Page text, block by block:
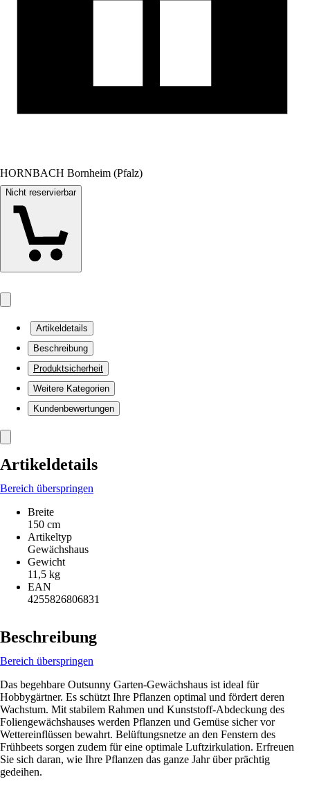
HORNBACH Bornheim (Pfalz)
Nicht reservierbar
Artikeldetails
Beschreibung
Produktsicherheit
Weitere Kategorien
Kundenbewertungen
Artikeldetails
Bereich überspringen
Breite
150 cm
Artikeltyp
Gewächshaus
Gewicht
11,5 kg
EAN
4255826806831
Beschreibung
Bereich überspringen
Das begehbare Outsunny Garten-Gewächshaus ist ideal für
Hobbygärtner. Es schützt Ihre Pflanzen optimal und fördert deren
Wachstum. Mit stabilem Rahmen und Kunststoff-Abdeckung des
Foliengewächshauses werden Pflanzen und Gemüse sicher vor
Wettereinflüssen bewahrt. Belüftungsnetze an den Fenstern des
Frühbeets sorgen zudem für eine optimale Luftzirkulation. Erfreuen
Sie sich daran, wie Ihre Pflanzen das ganze Jahr über prächtig
gedeihen.